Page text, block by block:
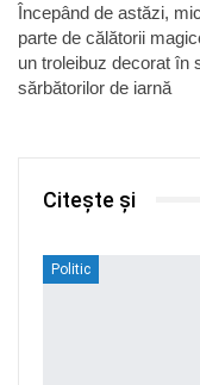
Începând de astăzi,
parte de călătorii
un troleibuz decorat în
sărbătorilor de iarnă
Citește și
Politic